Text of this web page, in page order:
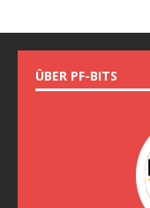
ÜBER PF-BITS